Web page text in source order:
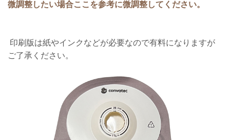
微調整したい場合ここを参考に微調整してください。
印刷版は紙やインクなどが必要なので有料になりますが
ご了承ください。